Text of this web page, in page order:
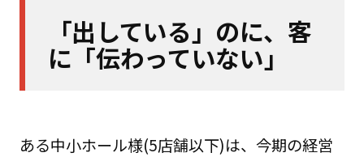
「出している」のに、客
に「伝わっていない」
ある中小ホール様(5店舗以下)は、今期の経営